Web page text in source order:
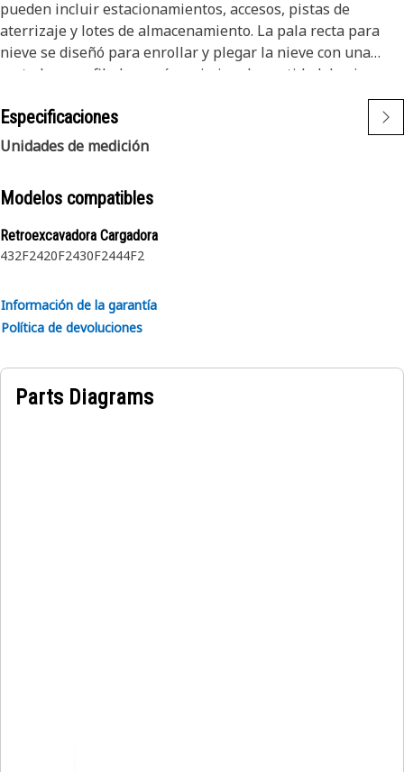
pueden incluir estacionamientos, accesos, pistas de
aterrizaje y lotes de almacenamiento. La pala recta para
nieve se diseñó para enrollar y plegar la nieve con una
vertedera perfilada, y así maximizar la cantidad de nieve
desplaza, los soportes de la caja aerodinámica garantizan
que la nieve no se adhiera a la herramienta, para aumentar
protege a la máquina y la herramienta de los obstáculos
ocultos.
Especificaciones
Unidades de medición
Modelos compatibles
Retroexcavadora Cargadora
432F2420F2430F2444F2
Información de la garantía
Política de devoluciones
Parts Diagrams